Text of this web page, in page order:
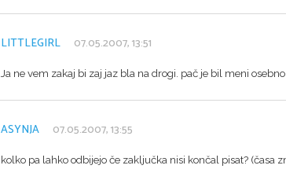
LITTLEGIRL 07.05.2007, 13:51
Ja ne vem zakaj bi zaj jaz bla na drogi. pač je bil meni
ASYNJA 07.05.2007, 13:55
kolko pa lahko odbijejo če zaključka nisi končal pisat? (časa